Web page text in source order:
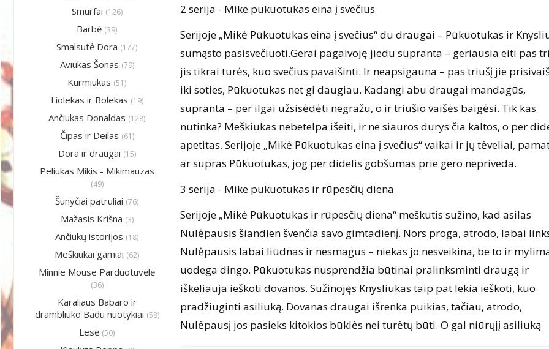
Smurfai (126)
Barbė (39)
Smalsutė Dora (177)
Aviukas Šonas (79)
Kurmiukas (51)
Liolekas ir Bolekas (19)
Ančiukas Donaldas (128)
Čipas ir Deilas (61)
Dora ir draugai (15)
Peliukas Mikis - Mikimauzas
(49)
Šunyčiai patruliai (76)
Mažasis Krišna (3)
Ančiukų istorijos (18)
Meškiukai gamiai (62)
Minnie Mouse Parduotuvėlė
(36)
Karaliaus Babaro ir
drambliuko Badu nuotykiai (58)
Lesė (50)
2 serija - Mike pukuotukas eina į svečius
Serijoje „Mikė Pūkuotukas eina į svečius“ du draugai – Pūkuotukas ir
sumąsto pasisvečiuoti.Gerai pagalvoję jiedu supranta – geriausia eiti pas
jis tikrai turės, kuo svečius pavaišinti. Ir neapsigauna – pas triušį jie
iki soties, Pūkuotukas net gi daugiau. Kadangi abu draugai mandagūs,
supranta – per ilgai užsisėdėti negražu, o ir triušio vaišės baigėsi. Tik kas
nutinka? Meškiukas nebetelpa išeiti, ir ne siauros durys čia kaltos, o per
apetitas. Serijoje „Mikė Pūkuotukas eina į svečius“ vaikai ir jų tėveliai,
ar supras Pūkuotukas, jog per didelis gobšumas prie gero nepriveda.
3 serija - Mike pukuotukas ir rūpesčių diena
Serijoje „Mikė Pūkuotukas ir rūpesčių diena“ meškutis sužino, kad asilas
Nulėpausis šiandien švenčia savo gimtadienį. Nors proga, atrodo, labai
Nulėpausis labai liūdnas ir nesmagus – niekas jo nesveikina, be to ir
uodega dingo. Pūkuotukas nusprendžia būtinai pralinksminti draugą ir
iškeliauja ieškoti dovanos. Sužinojęs Knysliukas taip pat lekia ieškoti, kuo
pradžiuginti asiliuką. Dovanas draugai išrenka puikias, tačiau, atrodo,
Nulėpausį jos pasieks kitokios būklės nei turėtų būti. O gal niūrųjį asiliuką